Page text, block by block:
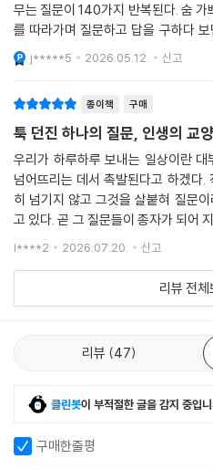
모네가 감탄한 것이 안개였을까, 스모
최초로 에베레스트 등정에 성공한 사람
헨리 데이비드 소로가 내지 않은 세금
고대에 광선총을 발명한 사람은 누구
6. 예술로 묻다
〈최후의 만찬〉에 나온 메인 요리는 무
메디치 가문은 왜 레오나르도 다 빈치
가지고 싶은데 가질 수 없다면 어떻게
「커피 칸타타」를 작곡한 바흐, 실제로
살리에리는 정말로 모차르트에게 열
‘맨발의 이사도라’는 얼마나 기쁨으
로댕의 〈생각하는 사람〉 속에는 무엇
아름다운 인체의 기준이 왜 8등신일까?
〈미녀의 야수〉의 야수는 누구를 모델
왜 유럽의 성당이나 한국의 궁궐 지붕
파가니니에게 왜 악마의 바이올리니스
는 것은 물론, 독자들에게 일상의 경
돕는다. 배경지식이 많을수록 더 의미
무는 질문이 140가지 반복된다. 숨 가
를 따라가며 질문하고 답을 구하다
끈거리기도 한다.어찌 그렇지 않겠는
나만의 방식으
j*****5 2026.05.12. 신고
종이책 구매
툭 던진 하나의 질문, 인생의 교
우리가 하루하루 보내는 일상이란
넘어뜨리는 데서 촉발된다고 하겠다
히 넘기지 않고 그것을 살붙혀 질문
고 있다. 곧 그 질문들이 종자가 되어
며 그 씨앗과 연관된 자료들을 모아
l****2 2026.07.20. 신고
리뷰 전체
리뷰 47
클린봇이 부적절한 글을 감지 중입
구매한줄평